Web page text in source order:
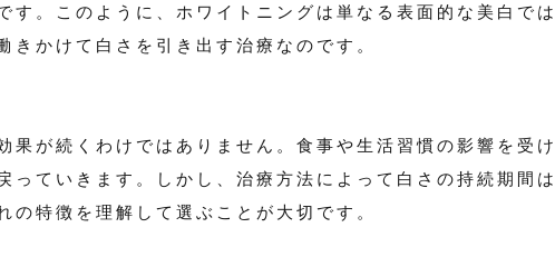
す。このように、ホワイトニングは単なる表面的な美白では
きかけて白さを引き出す治療なのです。
果が続くわけではありません。食事や生活習慣の影響を受け
っていきます。しかし、治療方法によって白さの持続期間は
の特徴を理解して選ぶことが大切です。